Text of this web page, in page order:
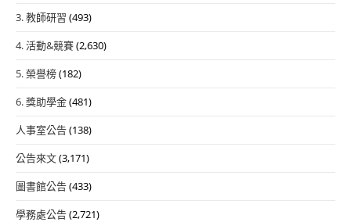
3. 教師研習 (493)
4. 活動&競賽(2,630)
5. 榮譽榜(182)
6. 獎助學金(481)
人事室公告(138)
公告來文(3,171)
圖書館公告(433)
學務處公告(2,721)